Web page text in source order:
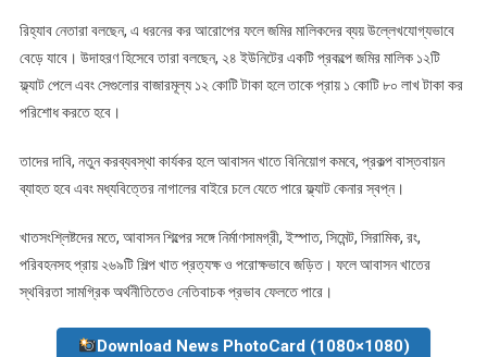
রিহ্যাব নেতারা বলছেন, এ ধরনের কর আরোপের ফলে জমির মালিকদের ব্যয় উল্লেখযোগ্যভাবে
বেড়ে যাবে। উদাহরণ হিসেবে তারা বলছেন, ২৪ ইউনিটের একটি প্রকল্পে জমির মালিক ১২টি
ফ্ল্যাট পেলে এবং সেগুলোর বাজারমূল্য ১২ কোটি টাকা হলে তাকে প্রায় ১ কোটি ৮০ লাখ টাকা কর
পরিশোধ করতে হবে।
তাদের দাবি, নতুন করব্যবস্থা কার্যকর হলে আবাসন খাতে বিনিয়োগ কমবে, প্রকল্প বাস্তবায়ন
ব্যাহত হবে এবং মধ্যবিত্তের নাগালের বাইরে চলে যেতে পারে ফ্ল্যাট কেনার স্বপ্ন।
খাতসংশ্লিষ্টদের মতে, আবাসন শিল্পের সঙ্গে নির্মাণসামগ্রী, ইস্পাত, সিমেন্ট, সিরামিক, রং,
পরিবহনসহ প্রায় ২৬৯টি শিল্প খাত প্রত্যক্ষ ও পরোক্ষভাবে জড়িত। ফলে আবাসন খাতের
স্থবিরতা সামগ্রিক অর্থনীতিতেও নেতিবাচক প্রভাব ফেলতে পারে।
Download News PhotoCard (1080×1080)